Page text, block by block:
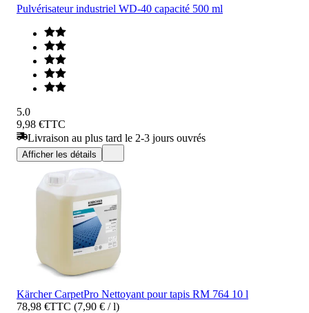
Pulvérisateur industriel WD-40 capacité 500 ml
5.0
9,98 €TTC
Livraison au plus tard le 2-3 jours ouvrés
Afficher les détails
Kärcher CarpetPro Nettoyant pour tapis RM 764 10 l
78,98 €TTC (7,90 € / l)